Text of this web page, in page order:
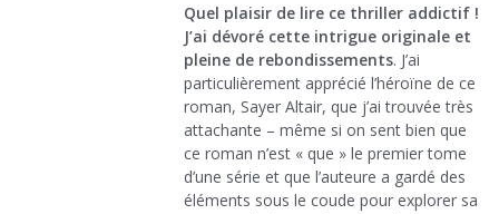
Quel plaisir de lire ce thriller addictif !
J’ai dévoré cette intrigue originale et
pleine de rebondissements. J’ai
particulièrement apprécié l’héroïne de ce
roman, Sayer Altair, que j’ai trouvée très
attachante – même si on sent bien que
ce roman n’est « que » le premier tome
d’une série et que l’auteure a gardé des
éléments sous le coude pour explorer sa